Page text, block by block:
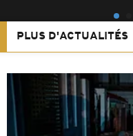
PLUS D'ACTUALITÉS